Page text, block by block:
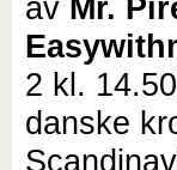
2 kl.
danske